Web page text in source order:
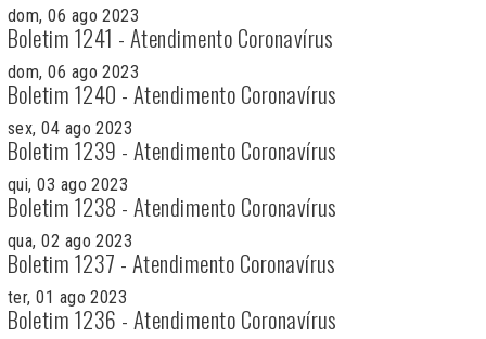
dom, 06 ago 2023
Boletim 1241 - Atendimento Coronavírus
dom, 06 ago 2023
Boletim 1240 - Atendimento Coronavírus
sex, 04 ago 2023
Boletim 1239 - Atendimento Coronavírus
qui, 03 ago 2023
Boletim 1238 - Atendimento Coronavírus
qua, 02 ago 2023
Boletim 1237 - Atendimento Coronavírus
ter, 01 ago 2023
Boletim 1236 - Atendimento Coronavírus